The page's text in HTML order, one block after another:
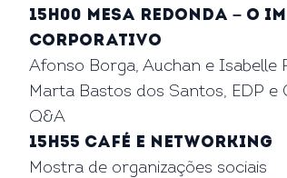
15h00 Mesa redonda –
Corporativo
Afonso Borga, Auchan e Isabelle
Marta Bastos dos Santos, EDP e
Q&A
15h55 Café e Networking
Mostra de organizações sociais